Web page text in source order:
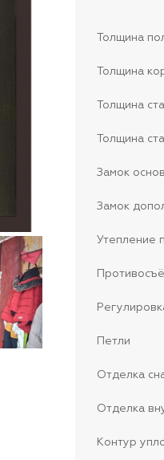
Толщина
Толщина
Толщина
Толщина
Замок
Замок
Утепление
Петли
Отделка
Отделка
Контур